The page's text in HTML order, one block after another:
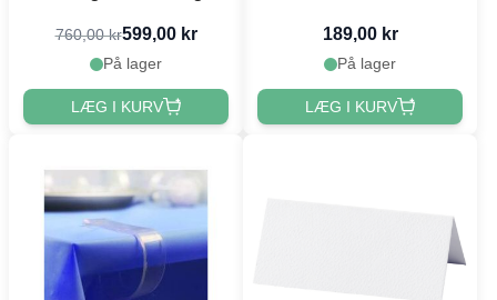
760,00 kr599,00 kr
På lager
LÆG I KURV
189,00 kr
På lager
LÆG I KURV